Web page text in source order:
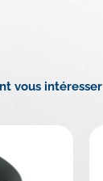
vous intéresser